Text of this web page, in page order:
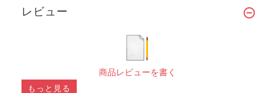
レビュー
商品レビューを書く
もっと見る